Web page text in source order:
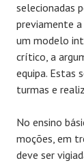
selecionadas
previamente
um modelo
crítico, a
equipa. Estas
turmas e
No ensino
moções, em
deve ser